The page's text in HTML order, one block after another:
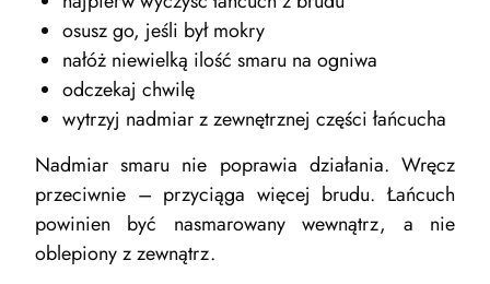
osusz go, jeśli był mokry
nałóż niewielką ilość smaru na ogniwa
odczekaj chwilę
wytrzyj nadmiar z zewnętrznej części łańcucha
Nadmiar smaru nie poprawia działania. Wręcz
przeciwnie – przyciąga więcej brudu. Łańcuch
powinien być nasmarowany wewnątrz, a nie
oblepiony z zewnątrz.